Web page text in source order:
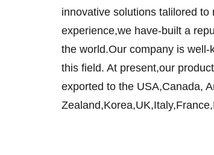
innovative solutions talilored
experience,we have-built a
the world.Our company is
this field. At present,our
exported to the USA,Canada,